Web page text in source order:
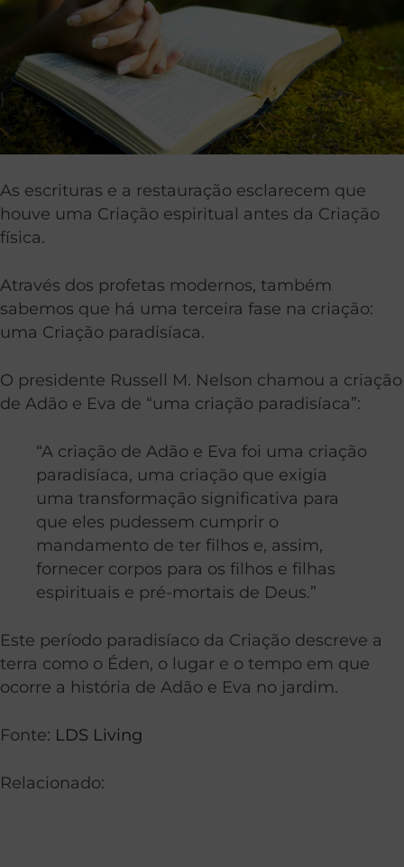
As escrituras e a restauração esclarecem que
houve uma Criação espiritual antes da Criação
física.
Através dos profetas modernos, também
sabemos que há uma terceira fase na criação:
uma Criação paradisíaca.
O presidente Russell M. Nelson chamou a criação
de Adão e Eva de “uma criação paradisíaca”:
“A criação de Adão e Eva foi uma criação
paradisíaca, uma criação que exigia
uma transformação significativa para
que eles pudessem cumprir o
mandamento de ter filhos e, assim,
fornecer corpos para os filhos e filhas
espirituais e pré-mortais de Deus.”
Este período paradisíaco da Criação descreve a
terra como o Éden, o lugar e o tempo em que
ocorre a história de Adão e Eva no jardim.
Fonte: LDS Living
Relacionado: